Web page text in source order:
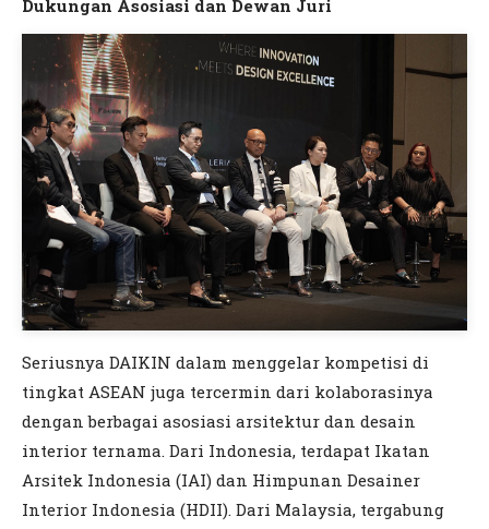
Dukungan Asosiasi dan Dewan Juri
Seriusnya DAIKIN dalam menggelar kompetisi di
tingkat ASEAN juga tercermin dari kolaborasinya
dengan berbagai asosiasi arsitektur dan desain
interior ternama. Dari Indonesia, terdapat Ikatan
Arsitek Indonesia (IAI) dan Himpunan Desainer
Interior Indonesia (HDII). Dari Malaysia, tergabung